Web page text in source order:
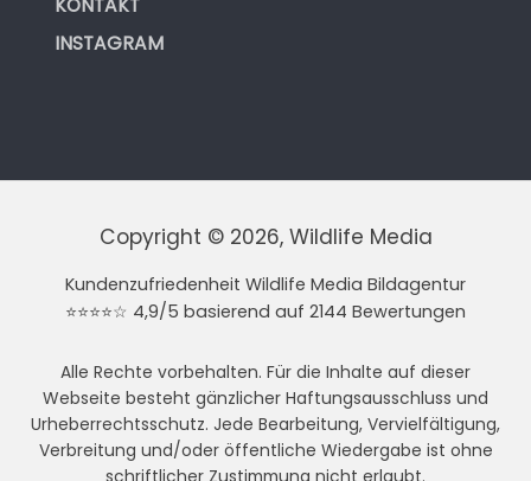
KONTAKT
INSTAGRAM
Copyright © 2026, Wildlife Media
Kundenzufriedenheit Wildlife Media Bildagentur
⭐⭐⭐⭐☆ 4,9/5 basierend auf 2144 Bewertungen
Alle Rechte vorbehalten. Für die Inhalte auf dieser
Webseite besteht gänzlicher Haftungsausschluss und
Urheberrechtsschutz. Jede Bearbeitung, Vervielfältigung,
Verbreitung und/oder öffentliche Wiedergabe ist ohne
schriftlicher Zustimmung nicht erlaubt.